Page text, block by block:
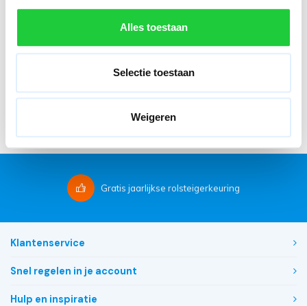
Alles toestaan
Selectie toestaan
Weigeren
In mijn winkelwagen
Gratis jaarlijkse rolsteigerkeuring
Klantenservice
Snel regelen in je account
Hulp en inspiratie